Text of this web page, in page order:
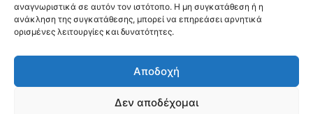
αναγνωριστικά σε αυτόν τον ιστότοπο. Η μη συγκατάθεση ή η
ανάκληση της συγκατάθεσης, μπορεί να επηρεάσει αρνητικά
ορισμένες λειτουργίες και δυνατότητες.
Αποδοχή
Δεν αποδέχομαι
Videos Όροι Χρήσης